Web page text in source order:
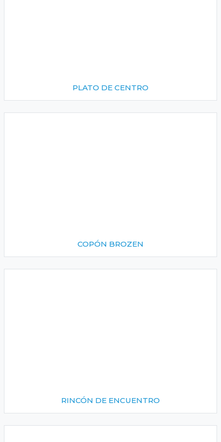
PLATO DE CENTRO
COPÓN BROZEN
RINCÓN DE ENCUENTRO